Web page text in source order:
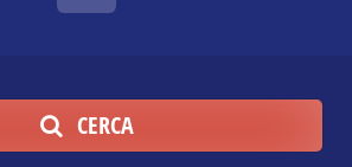
CERCA